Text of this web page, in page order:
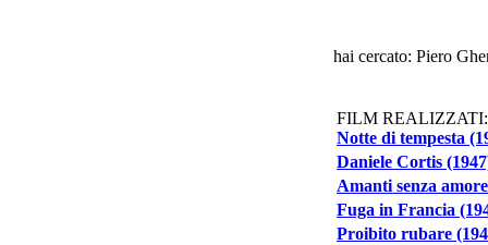
hai cercato: Piero
FILM REALIZZATI:
Notte di tempesta
Daniele Cortis
Amanti senza
Fuga in Francia
Proibito rubare